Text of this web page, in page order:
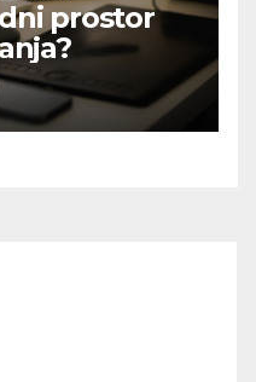
prostor